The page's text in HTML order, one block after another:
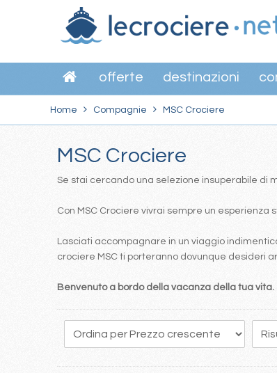
offerte destinazioni
Home Compagnie MSC Crociere
MSC Crociere
Se stai cercando una selezione insuperabile di
Con MSC Crociere vivrai sempre un
Lasciati accompagnare in un viaggio
crociere MSC ti porteranno dovunque desideri
Benvenuto a bordo della vacanza della tua vita.
220 221 222 223 224 225